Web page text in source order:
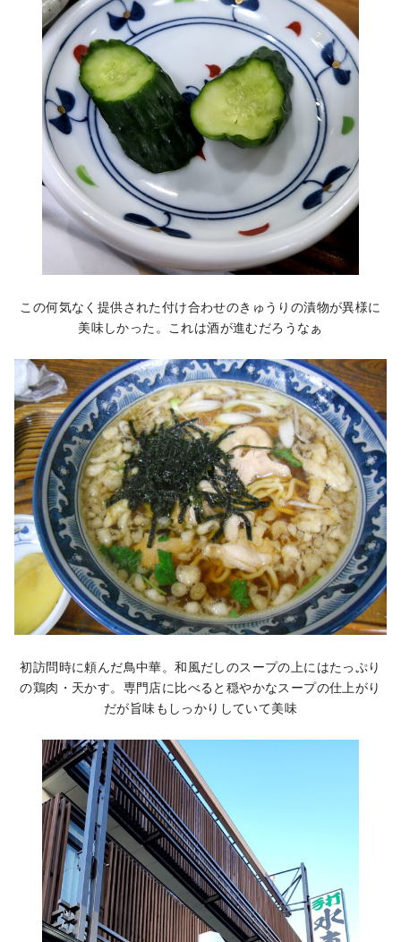
この何気なく提供された付け合わせのきゅうりの漬物が異様に
美味しかった。これは酒が進むだろうなぁ
初訪問時に頼んだ鳥中華。和風だしのスープの上にはたっぷり
の鶏肉・天かす。専門店に比べると穏やかなスープの仕上がり
だが旨味もしっかりしていて美味